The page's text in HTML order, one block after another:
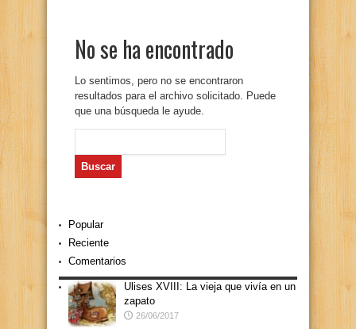
No se ha encontrado
Lo sentimos, pero no se encontraron
resultados para el archivo solicitado. Puede
que una búsqueda le ayude.
Popular
Reciente
Comentarios
Ulises XVIII: La vieja que vivía en un
zapato
26/06/2017